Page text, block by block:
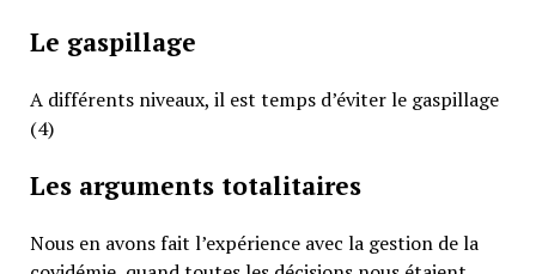
Le gaspillage
A différents niveaux, il est temps d’éviter le gaspillage
(4)
Les arguments totalitaires
Nous en avons fait l’expérience avec la gestion de la